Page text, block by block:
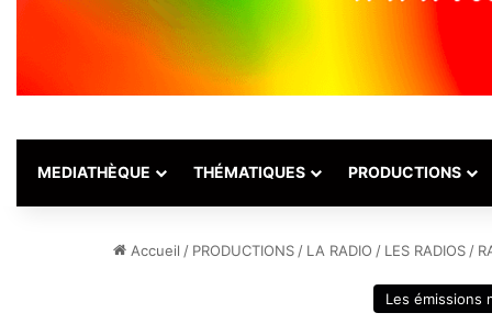
MEDIATHÈQUE THÉMATIQUES PRODUCTIONS
Accueil / PRODUCTIONS/ LA RADIO / LES RADIOS/
Les émissions